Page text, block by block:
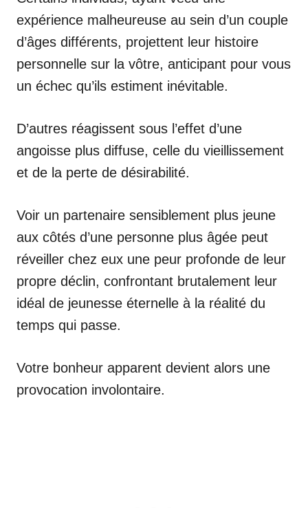
expérience malheureuse au sein d’un couple
d’âges différents, projettent leur histoire
personnelle sur la vôtre, anticipant pour vous
un échec qu’ils estiment inévitable.
D’autres réagissent sous l’effet d’une
angoisse plus diffuse, celle du vieillissement
et de la perte de désirabilité.
Voir un partenaire sensiblement plus jeune
aux côtés d’une personne plus âgée peut
réveiller chez eux une peur profonde de leur
propre déclin, confrontant brutalement leur
idéal de jeunesse éternelle à la réalité du
temps qui passe.
Votre bonheur apparent devient alors une
provocation involontaire.